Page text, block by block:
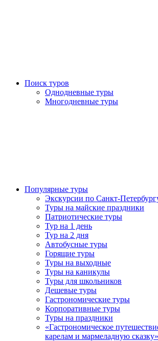
Поиск туров
Однодневные туры
Многодневные туры
Популярные туры
Экскурсии по Санкт-
Туры на майские праздники
Патриотические туры
Тур на 1 день
Тур на 2 дня
Автобусные туры
Горящие туры
Туры на выходные
Туры на каникулы
Туры для школьников
Дешевые туры
Гастрономические туры
Корпоративные туры
Туры на праздники
«Гастрономическое
карелам и мармеладную сказку»